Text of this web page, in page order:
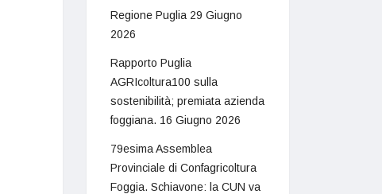
Regione Puglia 29 Giugno
2026
Rapporto Puglia
AGRIcoltura100 sulla
sostenibilità; premiata azienda
foggiana. 16 Giugno 2026
79esima Assemblea
Provinciale di Confagricoltura
Foggia. Schiavone: la CUN va